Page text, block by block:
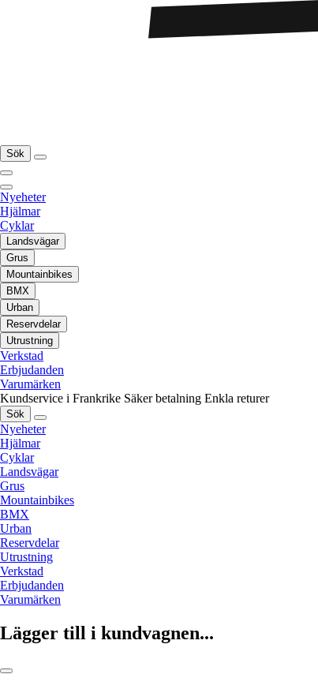
Sök
Nyeheter
Hjälmar
Cyklar
Landsvägar
Grus
Mountainbikes
BMX
Urban
Reservdelar
Utrustning
Verkstad
Erbjudanden
Varumärken
Kundservice i Frankrike Säker betalning Enkla returer
Sök
Nyeheter
Hjälmar
Cyklar
Landsvägar
Grus
Mountainbikes
BMX
Urban
Reservdelar
Utrustning
Verkstad
Erbjudanden
Varumärken
Lägger till i kundvagnen...